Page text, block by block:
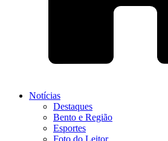
Notícias
Destaques
Bento e Região
Esportes